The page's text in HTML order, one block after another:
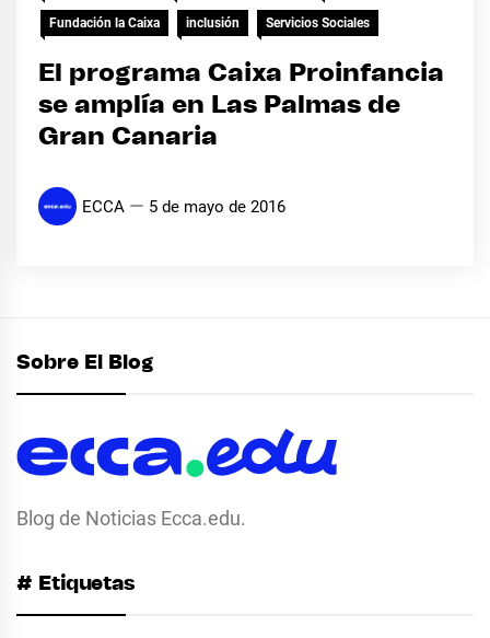
Fundación la Caixa inclusión Servicios Sociales
El programa Caixa Proinfancia
se amplía en Las Palmas de
Gran Canaria
ECCA 5 de mayo de 2016
Sobre El Blog
Blog de Noticias Ecca.edu.
# Etiquetas